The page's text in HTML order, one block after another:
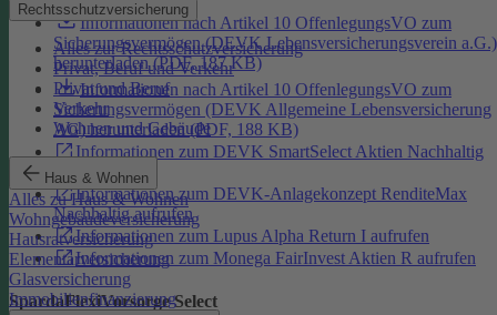
Rechtsschutzversicherung
Alles zur Rechtsschutzversicherung
Privat, Beruf und Verkehr
Privat und Beruf
Verkehr
Wohnen und Gebäude
Haus & Wohnen
Alles zu Haus & Wohnen
Wohngebäudeversicherung
Hausratversicherung
Elementarversicherung
Glasversicherung
Immobilienfinanzierung
Informationen nach Artikel 10 OffenlegungsVO zum
Sicherungsvermögen (DEVK Lebensversicherungsverein a.G.)
herunterladen (PDF, 187 KB)
Informationen nach Artikel 10 OffenlegungsVO zum
Sicherungsvermögen (DEVK Allgemeine Lebensversicherung
AG) herunterladen (PDF, 188 KB)
Informationen zum DEVK SmartSelect Aktien Nachhaltig
aufrufen
Informationen zum DEVK-Anlagekonzept RenditeMax
Nachhaltig aufrufen
Informationen zum Lupus Alpha Return I aufrufen
Informationen zum Monega FairInvest Aktien R aufrufen
SpardaFlexiVorsorge Select